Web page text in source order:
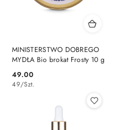
MINISTERSTWO DOBREGO
MYDŁA Bio brokat Frosty 10 g
Cena:
49.00
49/Szt.